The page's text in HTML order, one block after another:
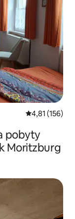
Średnia
4,81 (156)
pobyty
Moritzburg